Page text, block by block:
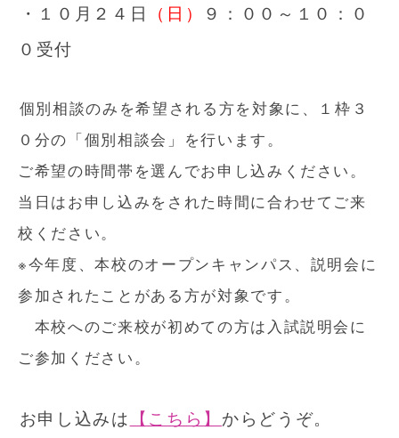
・１０月２４日 （日）
９：００～１０：０
０受付
個別相談のみを希望される方を対象に、１枠３
０分の「個別相談会」を行います。
ご希望の時間帯を選んでお申し込みください。
当日はお申し込みをされた時間に合わせてご来
校ください。
※今年度、本校のオープンキャンパス、説明会に
参加されたことがある方が対象です。
本校へのご来校が初めての方は入試説明会に
ご参加ください。
お申し込みは 【こちら】 からどうぞ。